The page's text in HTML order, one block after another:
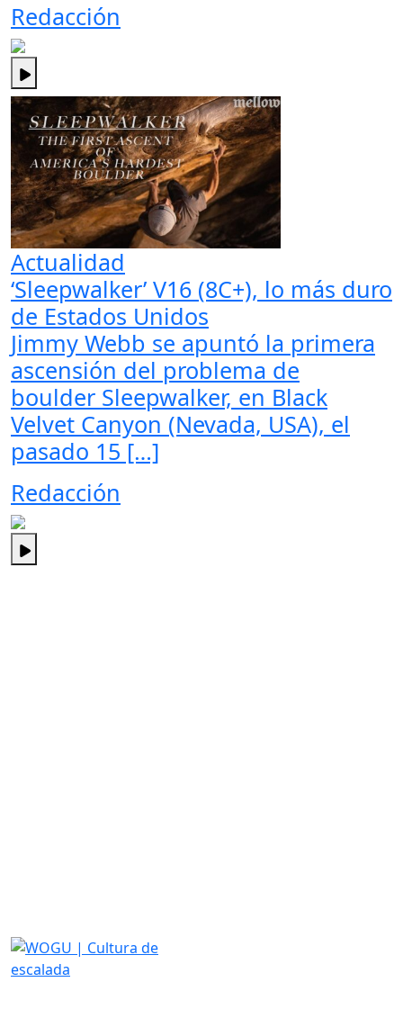
Redacción
Actualidad
‘Sleepwalker’ V16 (8C+), lo más duro
de Estados Unidos
Jimmy Webb se apuntó la primera
ascensión del problema de
boulder Sleepwalker, en Black
Velvet Canyon (Nevada, USA), el
pasado 15 […]
Redacción